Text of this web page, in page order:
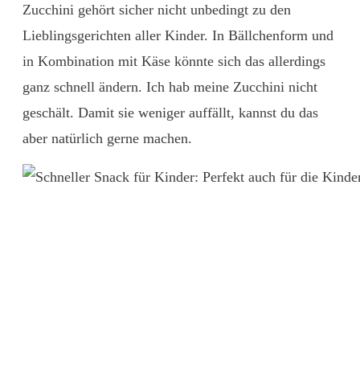
Zucchini gehört sicher nicht unbedingt zu den
Lieblingsgerichten aller Kinder. In Bällchenform und
in Kombination mit Käse könnte sich das allerdings
ganz schnell ändern. Ich hab meine Zucchini nicht
geschält. Damit sie weniger auffällt, kannst du das
aber natürlich gerne machen.